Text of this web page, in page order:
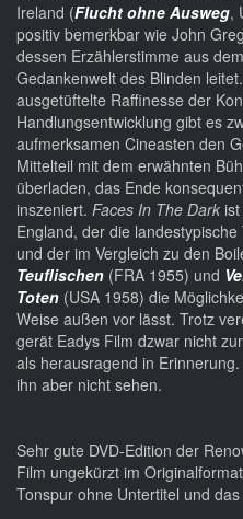
Ireland (Flucht ohne Ausweg,
positiv bemerkbar wie John
dessen Erzählerstimme aus
Gedankenwelt des Blinden
ausgetüftelte Raffinesse der
Handlungsentwicklung gibt es
aufmerksamen Cineasten den
Mittelteil mit dem erwähnten
überladen, das Ende
inszeniert. Faces In The Dark
England, der die
und der im Vergleich zu den
Teuflischen (FRA 1955) und
Toten (USA 1958) die
Weise außen vor lässt. Trotz
gerät Eadys Film dzwar nicht
als herausragend in
ihn aber nicht sehen.
Sehr gute DVD-Edition der
Film ungekürzt im
Tonspur ohne Untertitel und